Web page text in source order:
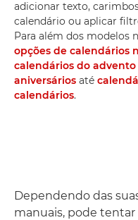
adicionar texto,
calendário ou aplicar
Para além dos modelos
opções de calendários
calendários do advento
aniversários até
calendários.
Dependendo das
manuais, pode